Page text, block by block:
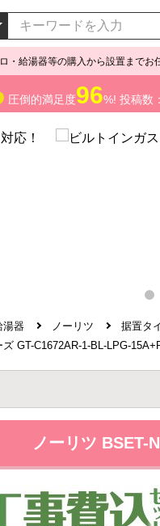
・給湯器等の購入から設置まで
圧倒的満足度96%! 投稿数：
湯器 ノーリツ
据置タ
GT-C1672AR-1-BL-LPG-
ノーリツ BSET-